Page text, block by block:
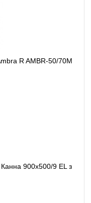
R AMBR-50/70M
900х500/9 EL з